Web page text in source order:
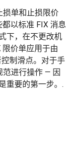
损单和止损限价
以标准 FIX 消息
下，在不更改机
限价单应用于由
制滑点。对于手
范进行操作 — 因
重要的第一步。.